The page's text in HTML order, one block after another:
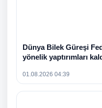
Dünya Bilek Güreşi
yönelik yaptırımları
01.08.2026 04:39